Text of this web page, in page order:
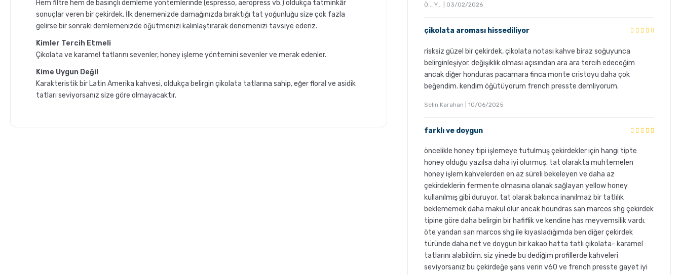
Hem filtre hem de basınçlı demleme yöntemlerinde (espresso, aeropress vb.) oldukça tatminkâr
sonuçlar veren bir çekirdek. İlk denemenizde damağınızda bıraktığı tat yoğunluğu size çok fazla
gelirse bir sonraki demlemenizde öğütmenizi kalınlaştırarak denemenizi tavsiye ederiz.
Kimler Tercih Etmeli
Çikolata ve karamel tatlarını sevenler, honey işleme yöntemini sevenler ve merak edenler.
Kime Uygun Değil
Karakteristik bir Latin Amerika kahvesi, oldukça belirgin çikolata tatlarına sahip, eğer floral ve asidik
tatları seviyorsanız size göre olmayacaktır.
GROSCHE Milano Mokapot
Grosche Aberdeen Tritan
Grosche Milano Moka Pot
Ö... Y... | 03/02/2026
çikolata aroması hissediliyor
risksiz güzel bir çekirdek, çikolata notası kahve biraz soğuyunca
belirginleşiyor. değişiklik olması açısından ara ara tercih edeceğim
ancak diğer honduras pacamara finca monte cristoyu daha çok
beğendim. kendim öğütüyorum french presste demliyorum.
Selin Karahan | 10/06/2025
farklı ve doygun
öncelikle honey tipi işlemeye tutulmuş çekirdekler için hangi tipte
honey olduğu yazılsa daha iyi olurmuş. tat olarakta muhtemelen
honey işlem kahvelerden en az süreli bekeleyen ve daha az
çekirdeklerin fermente olmasına olanak sağlayan yellow honey
kullanılmış gibi duruyor. tat olarak bakınca inanılmaz bir tatlılık
beklememek daha makul olur ancak houndras san marcos shg çekirdek
tipine göre daha belirgin bir hafiflik ve kendine has meyvemsilik vardı.
öte yandan san marcos shg ile kıyasladığımda ben diğer çekirdek
türünde daha net ve doygun bir kakao hatta tatlı çikolata- karamel
tatlarını alabildim. siz yinede bu dediğim profillerde kahveleri
seviyorsanız bu çekirdeğe şans verin v60 ve french presste gayet iyi